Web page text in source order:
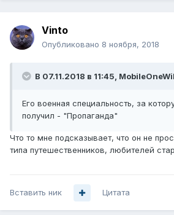
Vinto
Опубликовано 8 ноября, 2018
В 07.11.2018 в 11:45,
Его военная специальность, за
получил - "Пропаганда"
Что то мне подсказывает, что он не
типа путешественников, любителей
Вставить ник Цитата